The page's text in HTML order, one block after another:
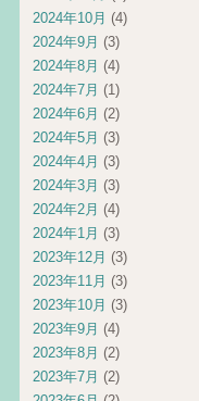
2024年10月 (4)
2024年9月 (3)
2024年8月 (4)
2024年7月 (1)
2024年6月 (2)
2024年5月 (3)
2024年4月 (3)
2024年3月 (3)
2024年2月 (4)
2024年1月 (3)
2023年12月 (3)
2023年11月 (3)
2023年10月 (3)
2023年9月 (4)
2023年8月 (2)
2023年7月 (2)